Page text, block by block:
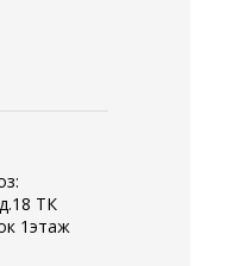
ТК
1этаж